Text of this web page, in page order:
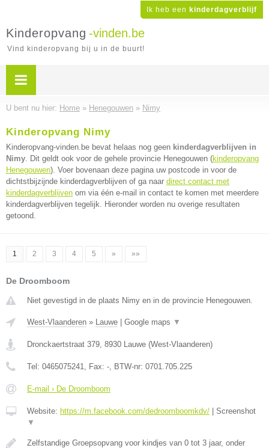
Ik heb een kinderdagverblijf
Kinderopvang -vinden.be
Vind kinderopvang bij u in de buurt!
U bent nu hier: Home » Henegouwen » Nimy
Kinderopvang Nimy
Kinderopvang-vinden.be bevat helaas nog geen kinderdagverblijven in
Nimy. Dit geldt ook voor de gehele provincie Henegouwen (kinderopvang
Henegouwen). Voer bovenaan deze pagina uw postcode in voor de
dichtstbijzijnde kinderdagverblijven of ga naar direct contact met
kinderdagverblijven om via één e-mail in contact te komen met meerdere
kinderdagverblijven tegelijk. Hieronder worden nu overige resultaten
getoond.
1 2 3 4 5 » »»
De Droomboom
Niet gevestigd in de plaats Nimy en in de provincie Henegouwen.
West-Vlaanderen » Lauwe Google maps ▼
Dronckaertstraat 379, 8930 Lauwe (West-Vlaanderen)
Tel: 0465075241, Fax: -, BTW-nr: 0701.705.225
E-mail › De Droomboom
Website: https://m.facebook.com/dedroomboomkdv/
Screenshot
▼
Zelfstandige Groepsopvang voor kindjes van 0 tot 3 jaar, onder